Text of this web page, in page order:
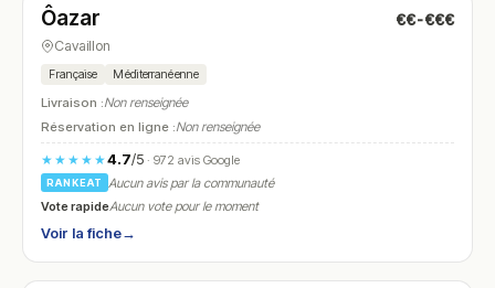
N° 16
Ôazar €€-€€€
Cavaillon
Française Méditerranéenne
Livraison :Non renseignée
Réservation en ligne :Non renseignée
★★★★★4.7/5· 972 avis Google
RANKEAT
Aucun avis par la communauté
Vote rapideAucun vote pour le moment
Voir la fiche→